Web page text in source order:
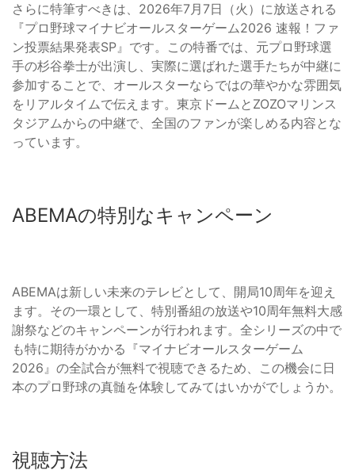
さらに特筆すべきは、2026年7月7日（火）に放送される
『プロ野球マイナビオールスターゲーム2026 速報！ファ
ン投票結果発表SP』です。この特番では、元プロ野球選
手の杉谷拳士が出演し、実際に選ばれた選手たちが中継に
参加することで、オールスターならではの華やかな雰囲気
をリアルタイムで伝えます。東京ドームとZOZOマリンス
タジアムからの中継で、全国のファンが楽しめる内容とな
っています。
ABEMAの特別なキャンペーン
ABEMAは新しい未来のテレビとして、開局10周年を迎え
ます。その一環として、特別番組の放送や10周年無料大感
謝祭などのキャンペーンが行われます。全シリーズの中で
も特に期待がかかる『マイナビオールスターゲーム
2026』の全試合が無料で視聴できるため、この機会に日
本のプロ野球の真髄を体験してみてはいかがでしょうか。
視聴方法